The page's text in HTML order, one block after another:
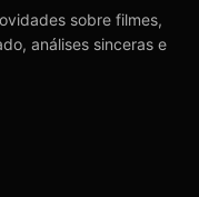
sobre filmes,
análises sinceras e